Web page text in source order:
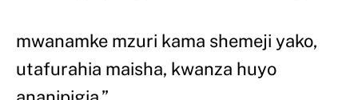
mwanamke mzuri kama shemeji yako,
utafurahia maisha, kwanza huyo